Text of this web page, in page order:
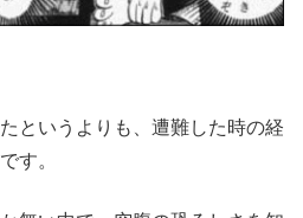
というよりも、遭難した時の経
す。